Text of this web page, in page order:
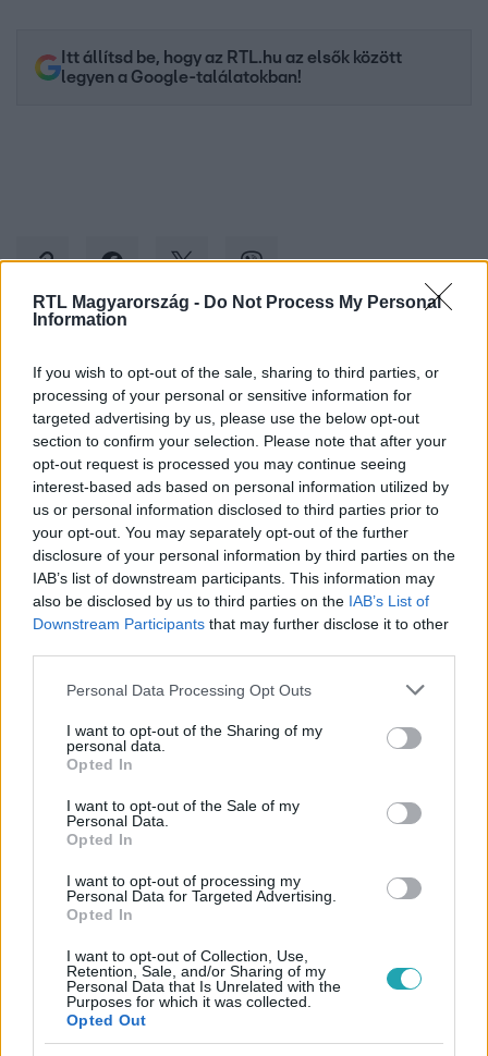
RTL Magyarország - Do Not Process My Personal
Information
If you wish to opt-out of the sale, sharing to third parties, or
processing of your personal or sensitive information for
targeted advertising by us, please use the below opt-out
section to confirm your selection. Please note that after your
opt-out request is processed you may continue seeing
interest-based ads based on personal information utilized by
us or personal information disclosed to third parties prior to
your opt-out. You may separately opt-out of the further
disclosure of your personal information by third parties on the
IAB’s list of downstream participants. This information may
also be disclosed by us to third parties on the IAB’s List of
Downstream Participants that may further disclose it to other
Please note that this website/app uses one or more Google
not limited to your visit or usage behaviour. You may click to
grant or deny consent to Google and its third-party tags to
use your data for below specified purposes in below Google
consent section.
Personal Data Processing Opt Outs
I want to opt-out of the Sharing of my
personal data.
Opted In
I want to opt-out of the Sale of my
Personal Data.
Opted In
I want to opt-out of processing my
Personal Data for Targeted Advertising.
Opted In
I want to opt-out of Collection, Use,
Retention, Sale, and/or Sharing of my
Personal Data that Is Unrelated with the
Purposes for which it was collected.
Opted Out
Itt állítsd be, hogy az RTL.hu az elsők között
legyen a Google-találatokban!
Kövess minket, és értesülj a friss hírekről a
Facebookon is!
Követem
TEHETSÉG ELSŐ LÁTÁSRA # ADÁSRÉSZLETEK
#7. ADÁS # NAGY ERVIN #ISTENES BENCE
Népszerű